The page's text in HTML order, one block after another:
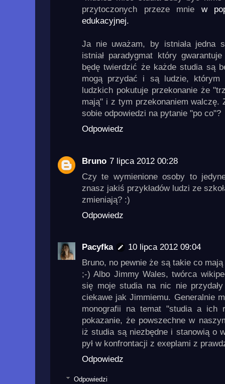
przytoczonych przeze mnie w
edukacyjnej.
Ja nie uważam, by istniała jedna
istniał paradygmat który
będę twierdzić że każde studia są
mogą przydać i są ludzie, którym
ludzkich pokutuje przekonanie że
mają" i z tym przekonaniem walczę.
sobie odpowiedzi na pytanie "po co"?
Odpowiedz
Bruno 7 lipca 2012 00:28
Czy te wymienione osoby to
znasz jakiś przykładów ludzi ze
zmieniają? :)
Odpowiedz
Pacyfka
10 lipca 2012 09:04
Bruno, no pewnie że są takie co
;-) Albo Jimmy Wales, twórca
się moje studia na nic nie
ciekawe jak Jimmiemu. Generalnie
monografii na temat "studia a
pokazanie, że powszechne w
iż studia są niezbędne i stanowią o
pył w konfrontacji z exeplami z
Odpowiedz
Odpowiedzi